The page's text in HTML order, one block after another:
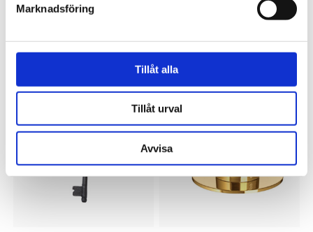
Marknadsföring
Tillåt alla
Tillåt urval
Avvisa
Tavla Black Horse Poster Svan
125 kr